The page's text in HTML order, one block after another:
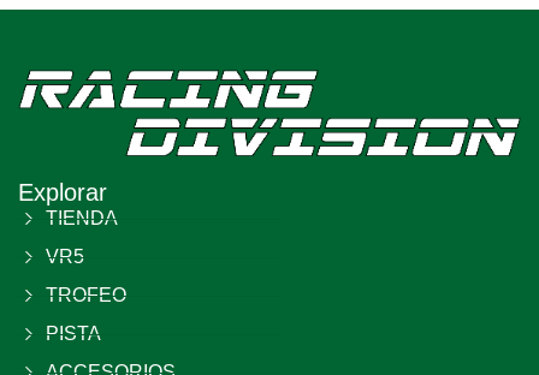
Explorar
TIENDA
VR5
TROFEO
PISTA